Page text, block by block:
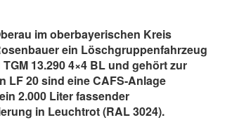
im oberbayerischen Kreis
ein Löschgruppenfahrzeug
13.290 4×4 BL und gehört zur
LF 20 sind eine CAFS-Anlage
2.000 Liter fassender
in Leuchtrot (RAL 3024).